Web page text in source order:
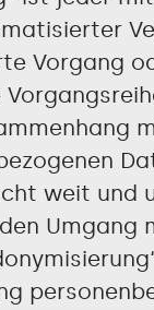
Vorgang
weit und
Umgang